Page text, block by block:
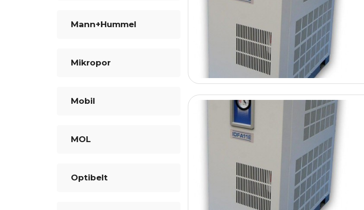
Mann+Hummel
Mikropor
Mobil
MOL
Optibelt